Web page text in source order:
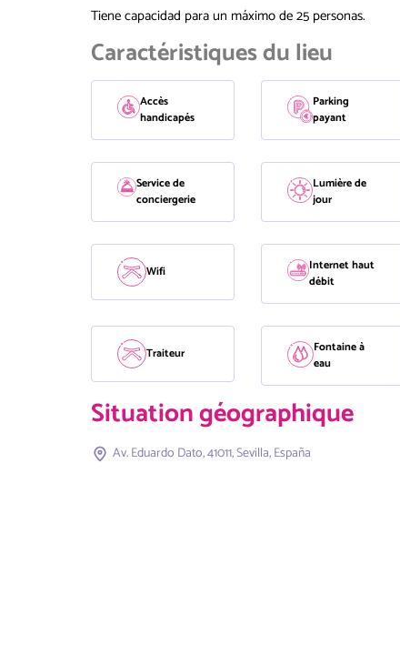
Tiene capacidad para un máximo de 25 personas.
Caractéristiques du lieu
Accès
handicapés
Parking
payant
Service de
conciergerie
Lumière de
jour
Wifi
Internet haut
débit
Traiteur
Fontaine à
eau
Situation géographique
Av. Eduardo Dato, 41011, Sevilla, España